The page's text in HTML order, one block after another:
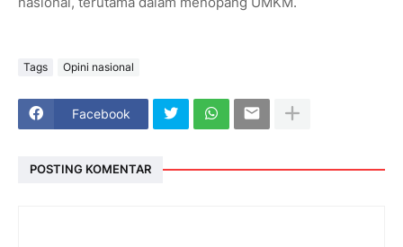
Tags Opini nasional
Facebook
POSTING KOMENTAR